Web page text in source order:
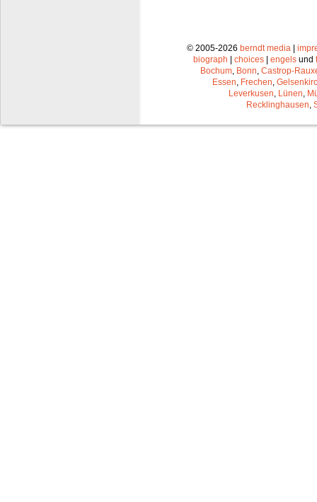
© 2005-2026 berndt media |
biograph | choices | engels und
Bochum Bonn Castrop-
Essen Frechen
Leverkusen Lünen
Recklinghausen